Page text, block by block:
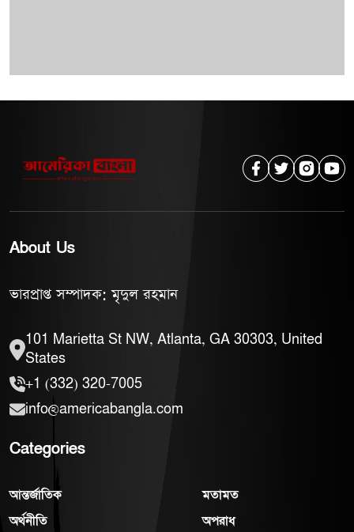
About Us
ভারপ্রাপ্ত সম্পাদক: মৃদুল রহমান
101 Marietta St NW, Atlanta, GA 30303, United
States
+1 (332) 320-7005
info@americabangla.com
Categories
আন্তর্জাতিক
অর্থনীতি
মতামত
অপরাধ